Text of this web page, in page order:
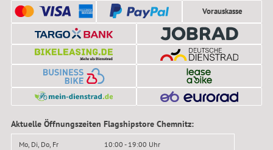
Vorauskasse
Aktuelle Öffnungszeiten Flagshipstore Chemnitz:
Mo, Di, Do, Fr
10:00 - 19:00 Uhr